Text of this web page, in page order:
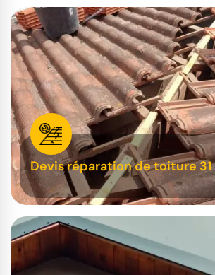
Devis réparation de toiture 31